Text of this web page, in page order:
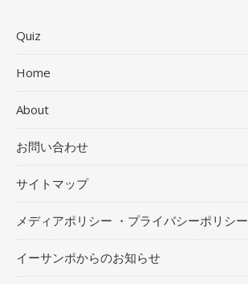
Quiz
Home
About
お問い合わせ
サイトマップ
メディアポリシー ・プライバシーポリシー
イーサンポからのお知らせ